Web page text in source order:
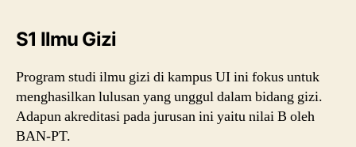
S1 Ilmu Gizi
Program studi ilmu gizi di kampus UI ini fokus untuk
menghasilkan lulusan yang unggul dalam bidang gizi.
Adapun akreditasi pada jurusan ini yaitu nilai B oleh
BAN-PT.